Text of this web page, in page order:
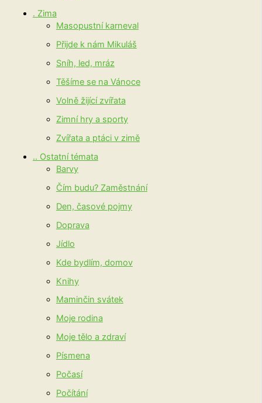
. Zima
Masopustní karneval
Přijde k nám Mikuláš
Sníh, led, mráz
Těšíme se na Vánoce
Volně žijící zvířata
Zimní hry a sporty
Zvířata a ptáci v zimě
.. Ostatní témata
Barvy
Čím budu? Zaměstnání
Den, časové pojmy
Doprava
Jídlo
Kde bydlím, domov
Knihy
Maminčin svátek
Moje rodina
Moje tělo a zdraví
Písmena
Počasí
Počítání